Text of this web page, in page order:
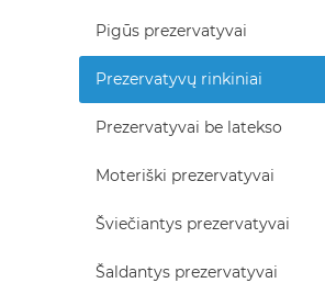
Pigūs prezervatyvai
Prezervatyvų rinkiniai
Prezervatyvai be latekso
Moteriški prezervatyvai
Šviečiantys prezervatyvai
Šaldantys prezervatyvai